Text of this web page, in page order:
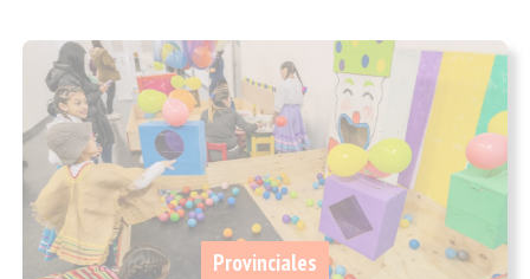
Provinciales